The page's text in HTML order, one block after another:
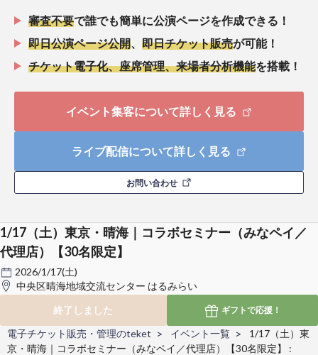
審査不要で誰でも簡単に公演ページを作成できる！
即日公演ページ公開
即日チケット販売が可能！
チケット電子化、座席管理、来場者分析機能を搭載！
イベント集客について詳しく見る
ライブ配信について詳しく見る
お問い合わせ
1/17（土）東京・晴海｜コラボセミナー（みなペイ／
代理店）【30名限定】
2026/1/17(土)
中央区晴海地域交流センター はるみらい
終了しました
ギフトで応援！
電子チケット販売・管理のteket イベント一覧
1/17（土）東
京・晴海｜コラボセミナー（みなペイ／代理店）【30名限定】 :